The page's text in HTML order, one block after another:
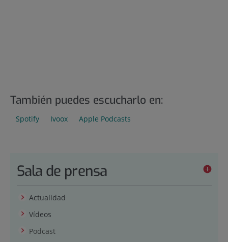
También puedes escucharlo en:
Spotify Ivoox Apple Podcasts
Sala de prensa
Actualidad
Vídeos
Podcast